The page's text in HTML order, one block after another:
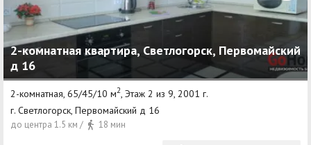
2-комнатная квартира, Светлогорск, Первомайский
д 16
2-комнатная, 65/45/10 м2, Этаж 2 из 9, 2001 г.
г. Светлогорск, Первомайский д 16
до центра 1.5 км / 18 мин